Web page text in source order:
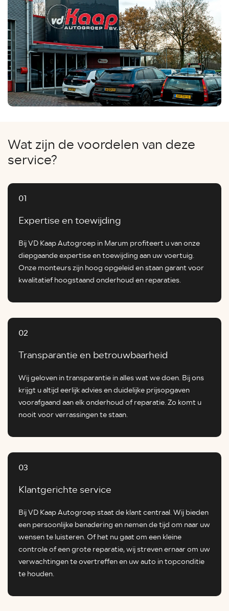
Wat zijn de voordelen van deze
service?
01
Expertise en toewijding
Bij VD Kaap Autogroep in Marum profiteert u van onze
diepgaande expertise en toewijding aan uw voertuig.
Onze monteurs zijn hoog opgeleid en staan garant voor
kwalitatief hoogstaand onderhoud en reparaties.
02
Transparantie en betrouwbaarheid
Wij geloven in transparantie in alles wat we doen. Bij ons
krijgt u altijd eerlijk advies en duidelijke prijsopgaven
voorafgaand aan elk onderhoud of reparatie. Zo komt u
nooit voor verrassingen te staan.
03
Klantgerichte service
Bij VD Kaap Autogroep staat de klant centraal. Wij bieden
een persoonlijke benadering en nemen de tijd om naar uw
wensen te luisteren. Of het nu gaat om een kleine
controle of een grote reparatie, wij streven ernaar om uw
verwachtingen te overtreffen en uw auto in topconditie
te houden.